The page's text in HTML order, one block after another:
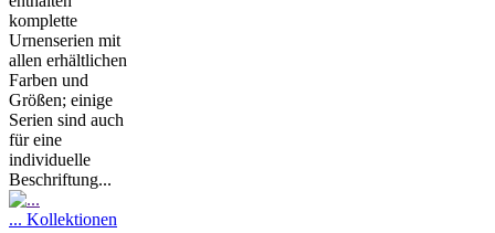
komplette
Urnenserien mit
allen erhältlichen
Farben und
Größen; einige
Serien sind auch
für eine
individuelle
Beschriftung...
... Kollektionen